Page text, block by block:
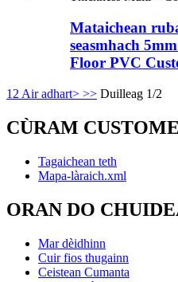
Mataichean
seasmhach
Floor PVC
1 2 Air adhart> >> Duilleag 1/2
CÙRAM
Tagaichean teth
Mapa-làraich.xml
ORAN DO
Mar dèidhinn
Cuir fios thugainn
Ceistean Cumanta